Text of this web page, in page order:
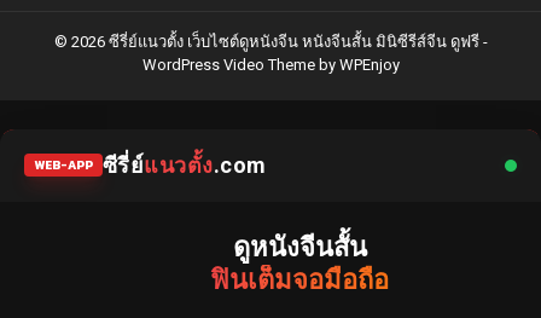
© 2026 ซีรี่ย์แนวตั้ง เว็บไซต์ดูหนังจีน หนังจีนสั้น มินิซีรีส์จีน ดูฟรี -
WordPress Video Themeby WPEnjoy
WEB-APP ซีรี่ย์แนวตั้ง.com
ดูหนังจีนสั้น
ฟินเต็มจอมือถือ